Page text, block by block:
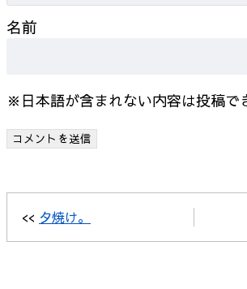
名前
※日本語が含まれない内容は投稿で
<< 夕焼け。